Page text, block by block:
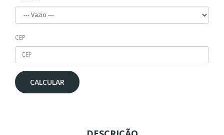
CEP
CALCULAR